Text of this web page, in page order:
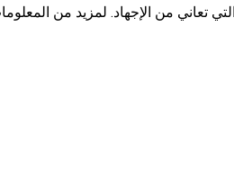
التي تعاني من الإجهاد. لمزيد من